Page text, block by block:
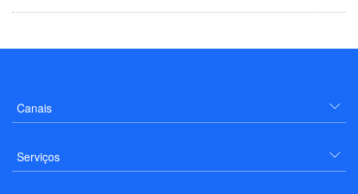
Canais
Serviços